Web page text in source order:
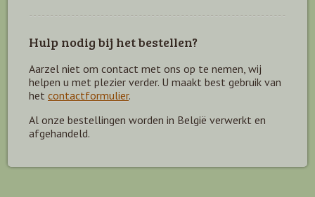
Hulp nodig bij het bestellen?
Aarzel niet om contact met ons op te nemen, wij
helpen u met plezier verder. U maakt best gebruik van
het contactformulier.
Al onze bestellingen worden in België verwerkt en
afgehandeld.